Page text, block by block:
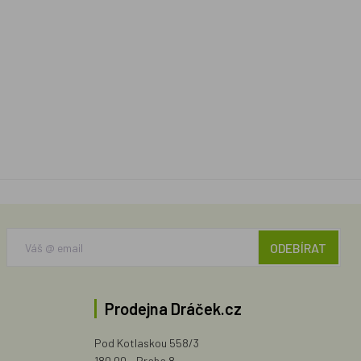
ODEBÍRAT
Prodejna Dráček.cz
Pod Kotlaskou 558/3